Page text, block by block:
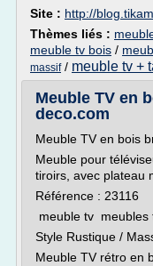
Site : http://
Thèmes liés :
meuble tv bois /
massif/ meuble tv +
Meuble TV en
deco.com
Meuble TV en bois
Meuble pour
tiroirs, avec plateau
Référence : 23116
meuble tv
Style Rustique /
Meuble TV rétro en